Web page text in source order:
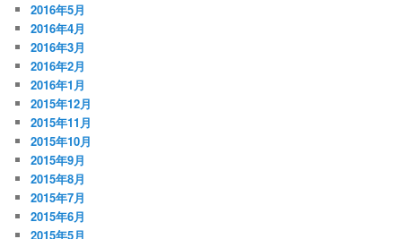
2016年5月
2016年4月
2016年3月
2016年2月
2016年1月
2015年12月
2015年11月
2015年10月
2015年9月
2015年8月
2015年7月
2015年6月
2015年5月